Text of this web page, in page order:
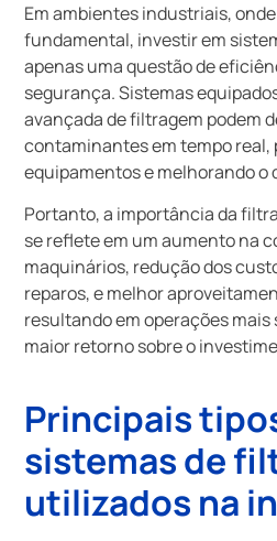
Em ambientes industriais,
fundamental, investir em
apenas uma questão de
segurança. Sistemas
avançada de filtragem podem
contaminantes em tempo real,
equipamentos e melhorando o
Portanto, a importância da
se reflete em um aumento na
maquinários, redução dos
reparos, e melhor
resultando em operações
maior retorno sobre o
Principais
sistemas de
utilizados na